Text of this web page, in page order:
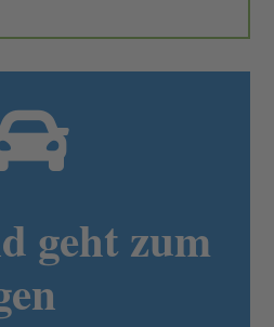
geht zum